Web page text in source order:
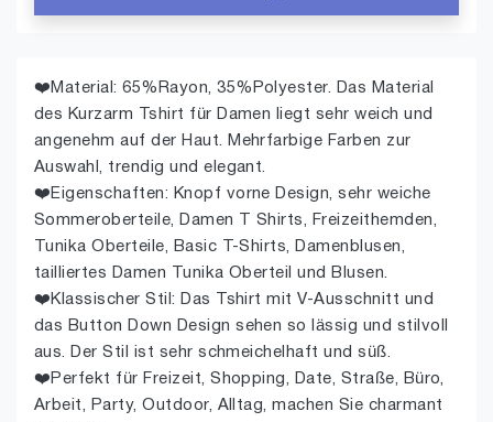
❤️Material: 65%Rayon, 35%Polyester. Das Material
des Kurzarm Tshirt für Damen liegt sehr weich und
angenehm auf der Haut. Mehrfarbige Farben zur
Auswahl, trendig und elegant.
❤️Eigenschaften: Knopf vorne Design, sehr weiche
Sommeroberteile, Damen T Shirts, Freizeithemden,
Tunika Oberteile, Basic T-Shirts, Damenblusen,
tailliertes Damen Tunika Oberteil und Blusen.
❤️Klassischer Stil: Das Tshirt mit V-Ausschnitt und
das Button Down Design sehen so lässig und stilvoll
aus. Der Stil ist sehr schmeichelhaft und süß.
❤️Perfekt für Freizeit, Shopping, Date, Straße, Büro,
Arbeit, Party, Outdoor, Alltag, machen Sie charmant